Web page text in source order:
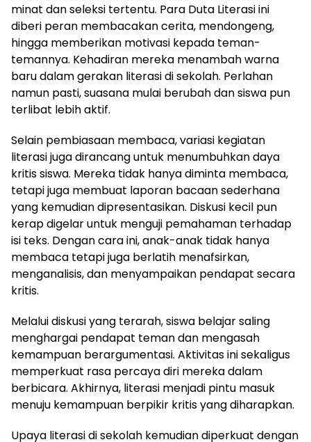
minat dan seleksi tertentu. Para Duta Literasi ini
diberi peran membacakan cerita, mendongeng,
hingga memberikan motivasi kepada teman-
temannya. Kehadiran mereka menambah warna
baru dalam gerakan literasi di sekolah. Perlahan
namun pasti, suasana mulai berubah dan siswa pun
terlibat lebih aktif.
Selain pembiasaan membaca, variasi kegiatan
literasi juga dirancang untuk menumbuhkan daya
kritis siswa. Mereka tidak hanya diminta membaca,
tetapi juga membuat laporan bacaan sederhana
yang kemudian dipresentasikan. Diskusi kecil pun
kerap digelar untuk menguji pemahaman terhadap
isi teks. Dengan cara ini, anak-anak tidak hanya
membaca tetapi juga berlatih menafsirkan,
menganalisis, dan menyampaikan pendapat secara
kritis.
Melalui diskusi yang terarah, siswa belajar saling
menghargai pendapat teman dan mengasah
kemampuan berargumentasi. Aktivitas ini sekaligus
memperkuat rasa percaya diri mereka dalam
berbicara. Akhirnya, literasi menjadi pintu masuk
menuju kemampuan berpikir kritis yang diharapkan.
Upaya literasi di sekolah kemudian diperkuat dengan